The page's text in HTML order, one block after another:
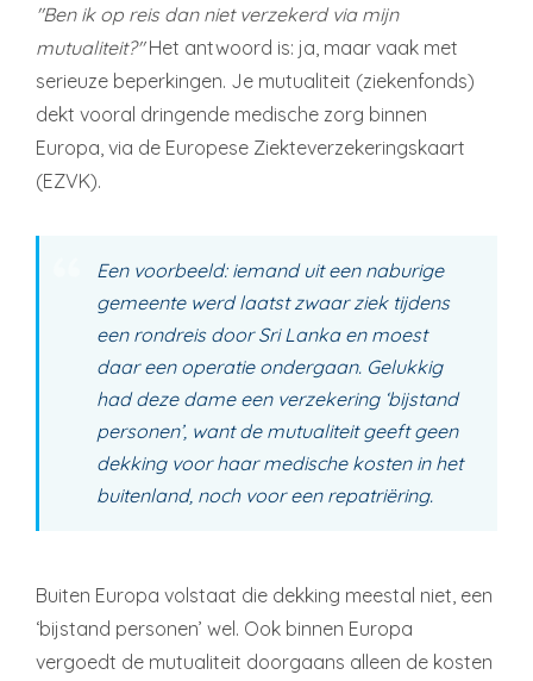
"Ben ik op reis dan niet verzekerd via mijn
mutualiteit?"Het antwoord is: ja, maar vaak met
serieuze beperkingen. Je mutualiteit (ziekenfonds)
dekt vooral dringende medische zorg binnen
Europa, via de Europese Ziekteverzekeringskaart
(EZVK).
Een voorbeeld: iemand uit een naburige
gemeente werd laatst zwaar ziek tijdens
een rondreis door Sri Lanka en moest
daar een operatie ondergaan. Gelukkig
had deze dame een verzekering ‘bijstand
personen’, want de mutualiteit geeft geen
dekking voor haar medische kosten in het
buitenland, noch voor een repatriëring.
Buiten Europa volstaat die dekking meestal niet, een
‘bijstand personen’ wel. Ook binnen Europa
vergoedt de mutualiteit doorgaans alleen de kosten